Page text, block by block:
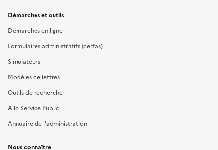
Démarches et outils
Démarches en ligne
Formulaires administratifs (cerfas)
Simulateurs
Modèles de lettres
Outils de recherche
Allo Service Public
Annuaire de l'administration
Nous connaître